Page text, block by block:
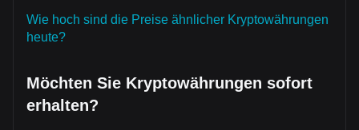
Wie hoch sind die Preise ähnlicher Kryptowährungen
heute?
Möchten Sie Kryptowährungen sofort
erhalten?